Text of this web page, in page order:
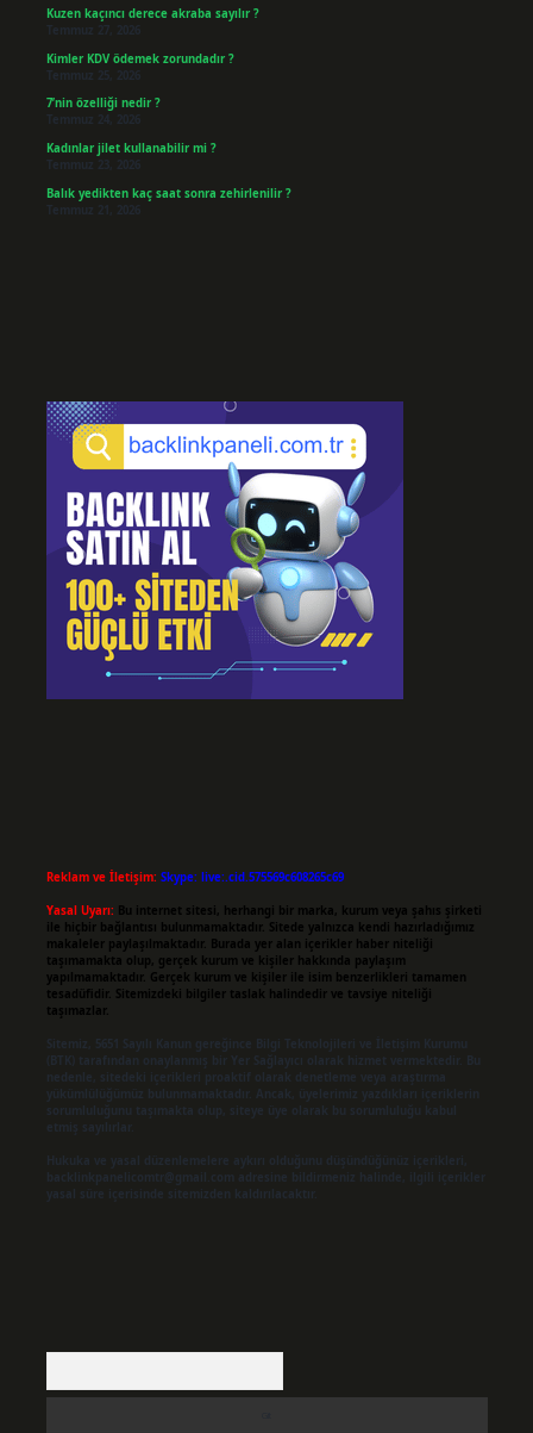
Kuzen kaçıncı derece akraba sayılır ?
Temmuz 27, 2026
Kimler KDV ödemek zorundadır ?
Temmuz 25, 2026
7’nin özelliği nedir ?
Temmuz 24, 2026
Kadınlar jilet kullanabilir mi ?
Temmuz 23, 2026
Balık yedikten kaç saat sonra zehirlenilir ?
Temmuz 21, 2026
Reklam ve İletişim: Skype: live:.cid.575569c608265c69
Yasal Uyarı: Bu internet sitesi, herhangi bir marka, kurum veya şahıs şirketi
ile hiçbir bağlantısı bulunmamaktadır. Sitede yalnızca kendi hazırladığımız
makaleler paylaşılmaktadır. Burada yer alan içerikler haber niteliği
taşımamakta olup, gerçek kurum ve kişiler hakkında paylaşım
yapılmamaktadır. Gerçek kurum ve kişiler ile isim benzerlikleri tamamen
tesadüfidir. Sitemizdeki bilgiler taslak halindedir ve tavsiye niteliği
taşımazlar.
Sitemiz, 5651 Sayılı Kanun gereğince Bilgi Teknolojileri ve İletişim Kurumu
(BTK) tarafından onaylanmış bir Yer Sağlayıcı olarak hizmet vermektedir. Bu
nedenle, sitedeki içerikleri proaktif olarak denetleme veya araştırma
yükümlülüğümüz bulunmamaktadır. Ancak, üyelerimiz yazdıkları içeriklerin
sorumluluğunu taşımakta olup, siteye üye olarak bu sorumluluğu kabul
etmiş sayılırlar.
Hukuka ve yasal düzenlemelere aykırı olduğunu düşündüğünüz içerikleri,
backlinkpanelicomtr@gmail.com
adresine bildirmeniz halinde, ilgili içerikler
yasal süre içerisinde sitemizden kaldırılacaktır.